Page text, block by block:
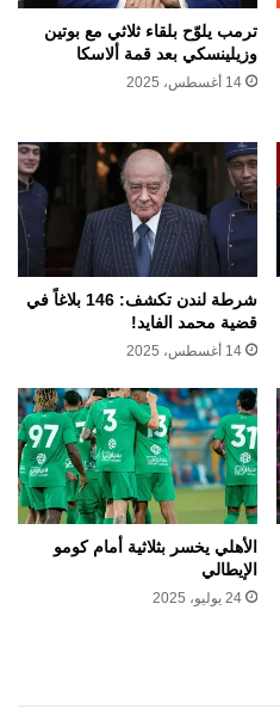
ترمب يلوّح بلقاء ثلاثي مع بوتين
وزيلينسكي بعد قمة ألاسكا
14 أغسطس، 2025
شرطة لندن تكشف: 146 بلاغاً في
قضية محمد الفايد!
14 أغسطس، 2025
الأهلي يخسر بثلاثية أمام كومو
الإيطالي
24 يوليو، 2025